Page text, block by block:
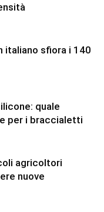
italiano sfiora i 140
quale
per i braccialetti
agricoltori
nuove